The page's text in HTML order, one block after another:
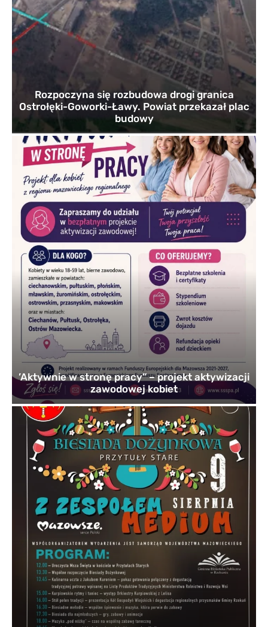
Rozpoczyna się rozbudowa drogi granica
Ostrołęki-Goworki-Ławy. Powiat przekazał plac
budowy
’Aktywnie w stronę pracy” – projekt aktywizacji
zawodowej kobiet